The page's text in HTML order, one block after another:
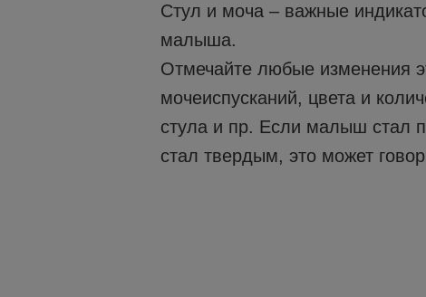
Стул и моча – важные
малыша.
Отмечайте любые изменения
мочеиспусканий, цвета и
стула и пр. Если малыш стал
стал твердым, это может